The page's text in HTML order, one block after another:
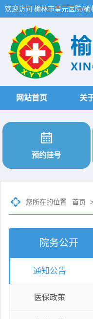
欢迎访问 榆林市星元医院/榆
网站首页 关

预约挂号
您所在的位置 首页
院务公开
通知公告
医保政策